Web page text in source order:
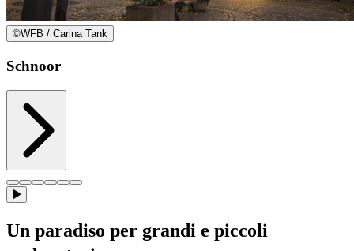
©WFB / Carina Tank
Schnoor
Un paradiso per grandi e piccoli